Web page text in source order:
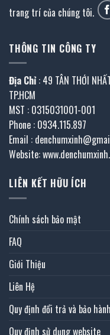
trang trí của chúng tôi.
THÔNG TIN CÔNG TY
Địa Chỉ : 49 TÂN THỚI
TP.HCM
MST : 0315031001-001
Phone : 0934.115.897
Email :
Website:
LIÊN KẾT HỮU ÍCH
Chính sách bảo mật
FAQ
Giới Thiệu
Liên Hệ
Quy định đổi trả và bảo hành
Quy định sử dụng website